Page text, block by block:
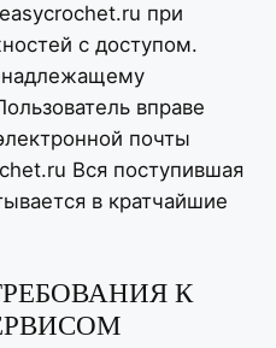
при
с доступом.
вправе
почты
Вся поступившая
в кратчайшие
К